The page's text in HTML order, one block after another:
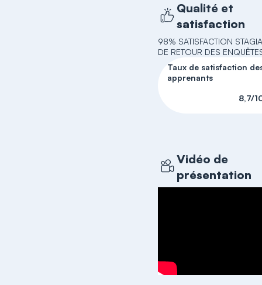
Qualité et
satisfaction
98% SATISFACTION
DE RETOUR DES
Taux de satisfaction
apprenants
8,7/
Vidéo de
présentation